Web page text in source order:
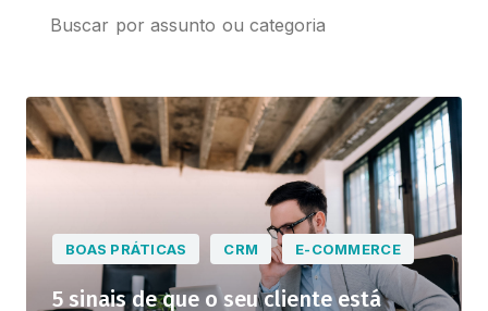
BOAS PRÁTICAS CRM E-COMMERCE
5 sinais de que o seu cliente está